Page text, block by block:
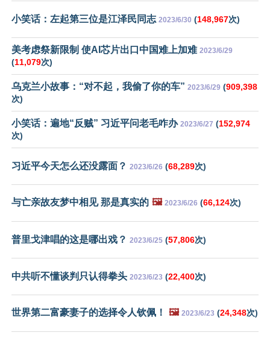
小笑话：左起第三位是江泽民同志 2023/6/30 (148,967次)
美考虑祭新限制 使AI芯片出口中国难上加难 2023/6/29
(11,079次)
乌克兰小故事：“对不起，我偷了你的车” 2023/6/29 (909,398
次)
小笑话：遍地“反贼” 习近平问老毛咋办 2023/6/27 (152,974
次)
习近平今天怎么还没露面？ 2023/6/26 (68,289次)
与亡亲故友梦中相见 那是真实的 🖼️ 2023/6/26 (66,124次)
普里戈津唱的这是哪出戏？ 2023/6/25 (57,806次)
中共听不懂谈判只认得拳头 2023/6/23 (22,400次)
世界第二富豪妻子的选择令人钦佩！ 🖼️ 2023/6/23 (24,348次)